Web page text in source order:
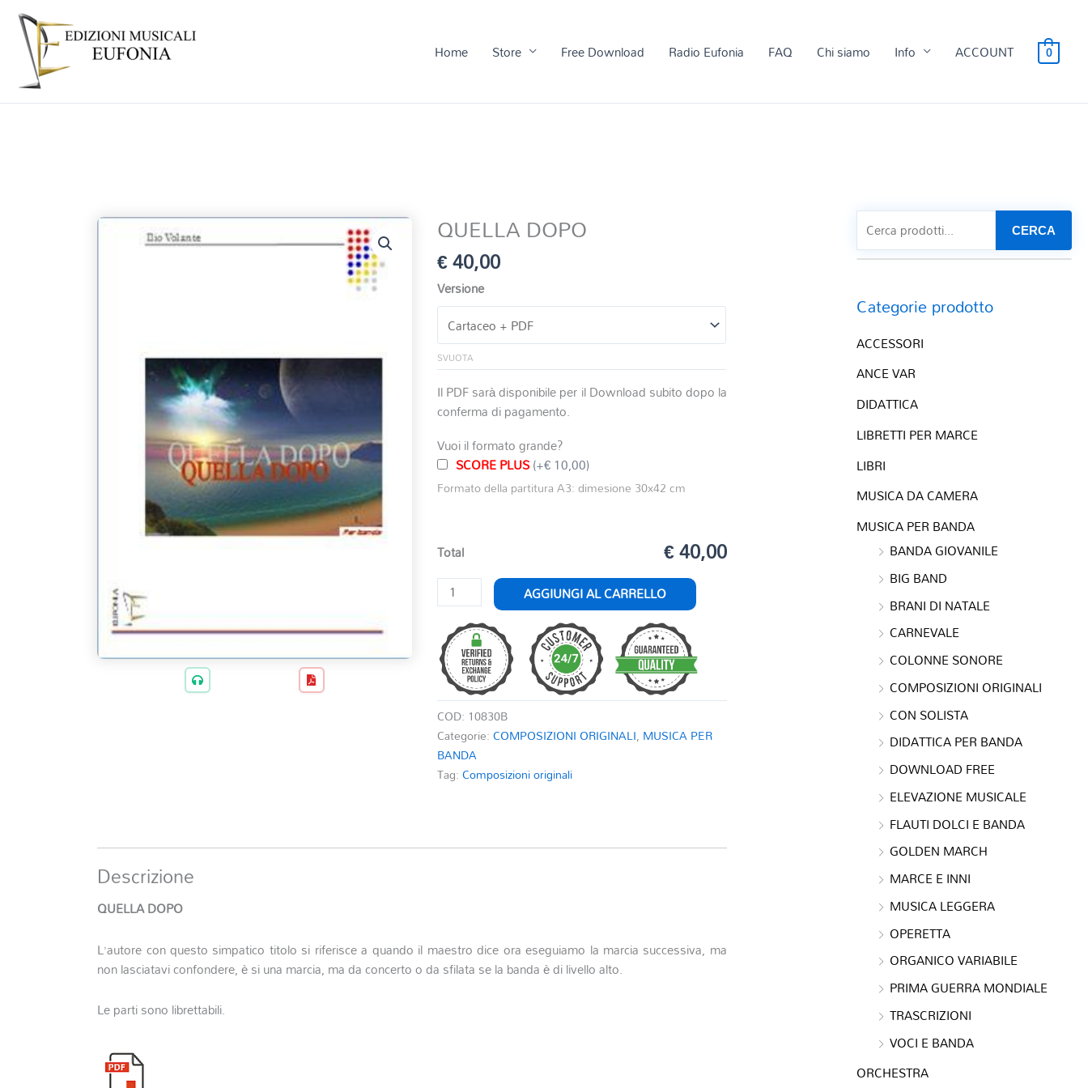
Home Store Free Download Radio Eufonia FAQ Chi siamo Info ACCOUNT 0
QUELLA DOPO
€40,00
Versione
SVUOTA
Il PDF sarà disponibile per il Download subito dopo la
conferma di pagamento.
Vuoi il formato grande?
SCORE PLUS(+€ 10,00)
Formato della partitura A3: dimesione 30x42 cm
Total € 40,00
QUELLA
DOPO
quantità
AGGIUNGI AL CARRELLO
COD: 10830B
Categorie:COMPOSIZIONI ORIGINALI, MUSICA PER
BANDA
Tag:Composizioni originali
Descrizione
QUELLA DOPO
L’autore con questo simpatico titolo si riferisce a quando il maestro dice ora eseguiamo la marcia successiva, ma
non lasciatavi confondere, è si una marcia, ma da concerto o da sfilata se la banda è di livello alto.
Le parti sono librettabili.
CERCA
Categorie prodotto
ACCESSORI
ANCE VAR
DIDATTICA
LIBRETTI PER MARCE
LIBRI
MUSICA DA CAMERA
MUSICA PER BANDA
BANDA GIOVANILE
BIG BAND
BRANI DI NATALE
CARNEVALE
COLONNE SONORE
COMPOSIZIONI ORIGINALI
CON SOLISTA
DIDATTICA PER BANDA
DOWNLOAD FREE
ELEVAZIONE MUSICALE
FLAUTI DOLCI E BANDA
GOLDEN MARCH
MARCE E INNI
MUSICA LEGGERA
OPERETTA
ORGANICO VARIABILE
PRIMA GUERRA MONDIALE
TRASCRIZIONI
VOCI E BANDA
ORCHESTRA